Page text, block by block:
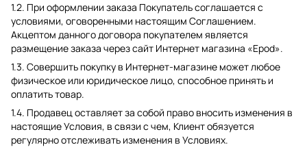
1.2. При оформлении заказа Покупатель соглашается с
условиями, оговоренными настоящим Соглашением.
Акцептом данного договора покупателем является
размещение заказа через сайт Интернет магазина «Epod».
1.3. Совершить покупку в Интернет-магазине может любое
физическое или юридическое лицо, способное принять и
оплатить товар.
1.4. Продавец оставляет за собой право вносить изменения в
настоящие Условия, в связи с чем, Клиент обязуется
регулярно отслеживать изменения в Условиях.